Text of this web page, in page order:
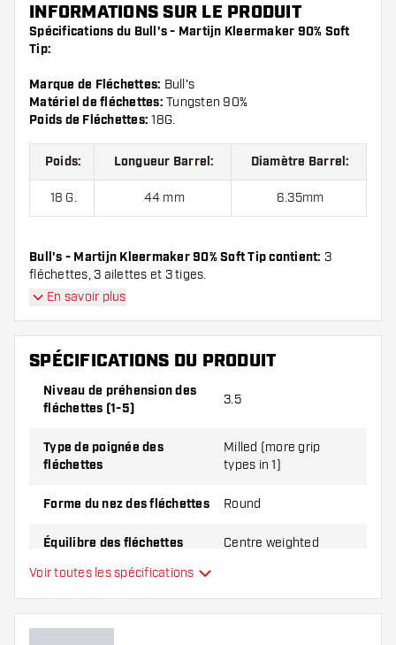
INFORMATIONS SUR LE PRODUIT
Spécifications du Bull's - Martijn Kleermaker 90% Soft
Tip:
Marque de Fléchettes: Bull's
Matériel de fléchettes: Tungsten 90%
Poids de Fléchettes: 18G.
Poids: Longueur Barrel: Diamètre Barrel:
18 G. 44 mm 6.35mm
Bull's - Martijn Kleermaker 90% Soft Tip contient: 3
fléchettes, 3 ailettes et 3 tiges.
En savoir plus
SPÉCIFICATIONS DU PRODUIT
Niveau de préhension des
fléchettes (1-5)
3.5
Type de poignée des
fléchettes
Milled (more grip
types in 1)
Forme du nez des fléchettes Round
Équilibre des fléchettes Centre weighted
Matériel Fléchettes
Voir toutes les spécifications